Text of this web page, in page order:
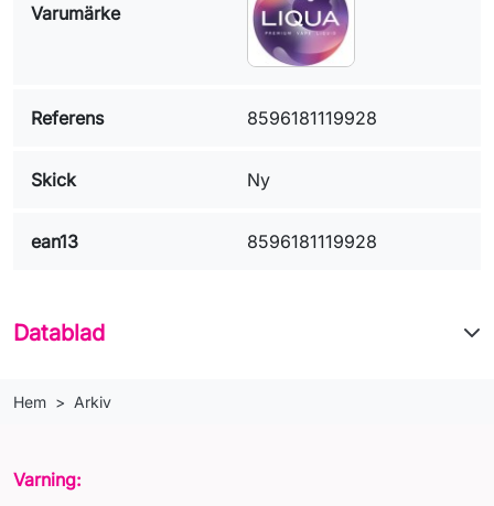
Varumärke
Referens 8596181119928
Skick Ny
ean13 8596181119928
Datablad
Hem Arkiv
Varning: